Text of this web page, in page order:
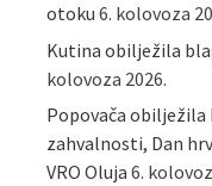
otoku 6. kolovoza
Kutina obilježila
kolovoza 2026.
Popovača obilježila
zahvalnosti, Dan
VRO Oluja 6.